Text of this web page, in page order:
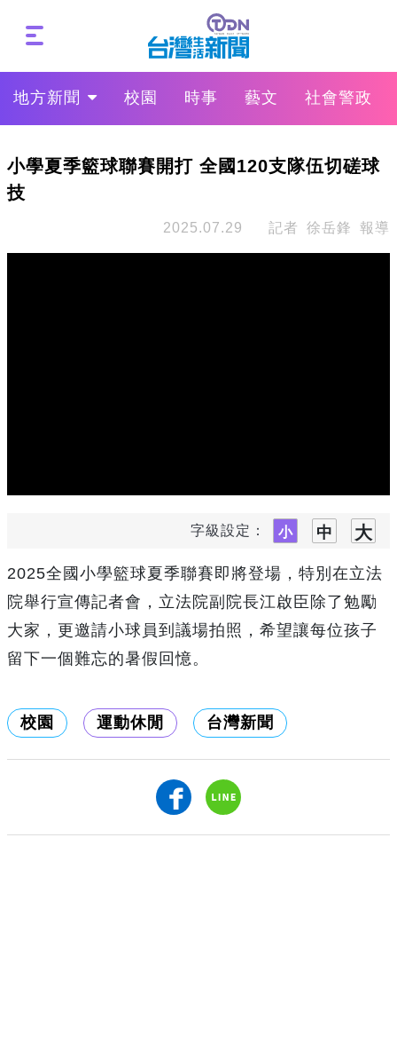
地方新聞 校園 時事 藝文 社會警政
小學夏季籃球聯賽開打 全國120支隊伍切磋球
技
2025.07.29 記者 徐岳鋒 報導
字級設定：
2025全國小學籃球夏季聯賽即將登場，特別在立法
院舉行宣傳記者會，立法院副院長江啟臣除了勉勵
大家，更邀請小球員到議場拍照，希望讓每位孩子
留下一個難忘的暑假回憶。
校園 運動休閒 台灣新聞